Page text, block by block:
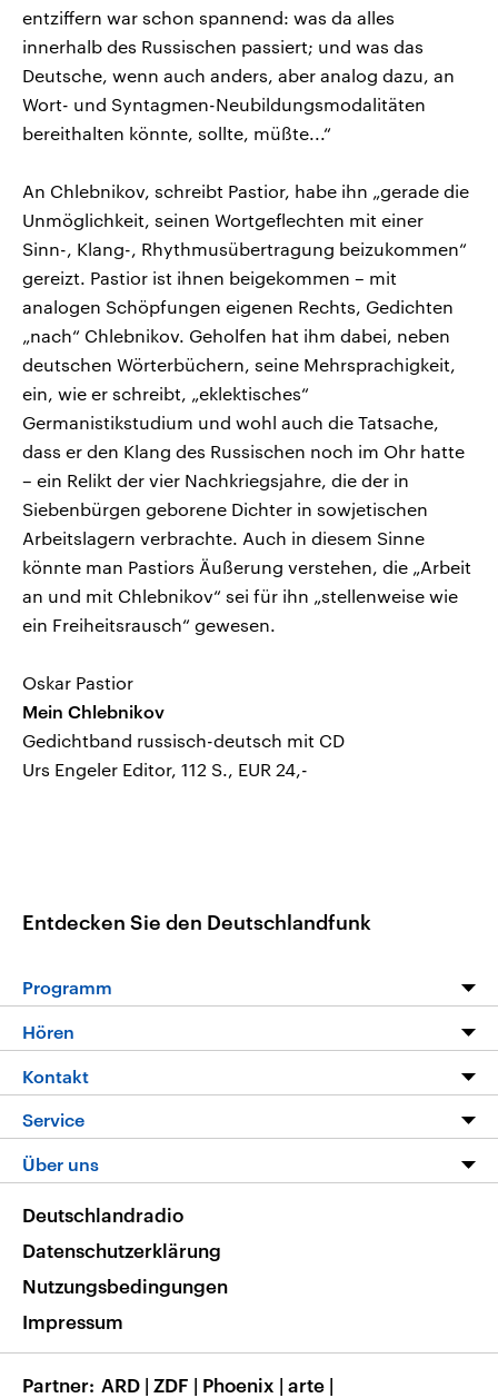
entziffern war schon spannend: was da alles
innerhalb des Russischen passiert; und was das
Deutsche, wenn auch anders, aber analog dazu, an
Wort- und Syntagmen-Neubildungsmodalitäten
bereithalten könnte, sollte, müßte...“
An Chlebnikov, schreibt Pastior, habe ihn „gerade die
Unmöglichkeit, seinen Wortgeflechten mit einer
Sinn-, Klang-, Rhythmusübertragung beizukommen“
gereizt. Pastior ist ihnen beigekommen – mit
analogen Schöpfungen eigenen Rechts, Gedichten
„nach“ Chlebnikov. Geholfen hat ihm dabei, neben
deutschen Wörterbüchern, seine Mehrsprachigkeit,
ein, wie er schreibt, „eklektisches“
Germanistikstudium und wohl auch die Tatsache,
dass er den Klang des Russischen noch im Ohr hatte
– ein Relikt der vier Nachkriegsjahre, die der in
Siebenbürgen geborene Dichter in sowjetischen
Arbeitslagern verbrachte. Auch in diesem Sinne
könnte man Pastiors Äußerung verstehen, die „Arbeit
an und mit Chlebnikov“ sei für ihn „stellenweise wie
ein Freiheitsrausch“ gewesen.
Oskar Pastior
Mein Chlebnikov
Gedichtband russisch-deutsch mit CD
Urs Engeler Editor, 112 S., EUR 24,-
Entdecken Sie den Deutschlandfunk
Programm
Die Nachrichten
Nachrichtenleicht
Neue Beiträge auf dlf.de
Hören
Livestream
Podcasts
Deutschlandfunk App
Nachrichten App
Frequenzen
Kontakt
Hörerservice
Service
FAQ
Veranstaltungen
Musikliste
RSS
Über uns
Barrierefreiheit
Deutschlandradio
Datenschutzerklärung
Nutzungsbedingungen
Impressum
Partner ARD | ZDF | Phoenix | arte |